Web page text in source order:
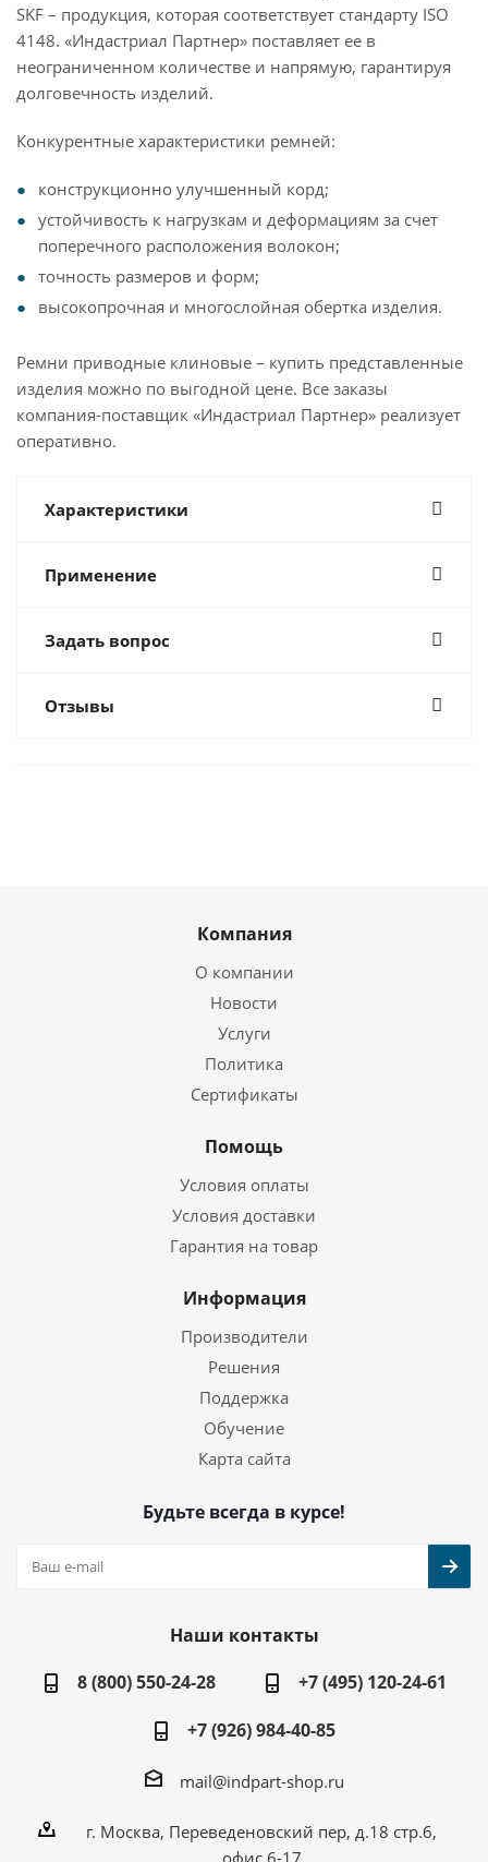
SKF – продукция, которая соответствует стандарту ISO
4148. «Индастриал Партнер» поставляет ее в
неограниченном количестве и напрямую, гарантируя
долговечность изделий.
Конкурентные характеристики ремней:
конструкционно улучшенный корд;
устойчивость к нагрузкам и деформациям за счет
поперечного расположения волокон;
точность размеров и форм;
высокопрочная и многослойная обертка изделия.
Ремни приводные клиновые – купить представленные
изделия можно по выгодной цене. Все заказы
компания-поставщик «Индастриал Партнер» реализует
оперативно.
Характеристики
Применение
Задать вопрос
Отзывы
Компания
О компании
Новости
Услуги
Политика
Сертификаты
Помощь
Условия оплаты
Условия доставки
Гарантия на товар
Информация
Производители
Решения
Поддержка
Обучение
Карта сайта
Будьте всегда в курсе!
Наши контакты
8 (800) 550-24-28
+7 (495) 120-24-61
+7 (926) 984-40-85
mail@indpart-shop.ru
г. Москва, Переведеновский пер, д.18 стр.6,
офис 6-17